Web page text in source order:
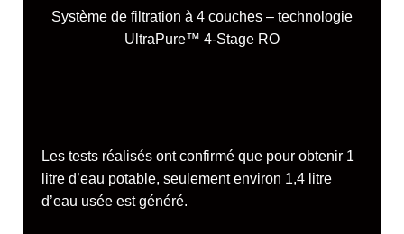
Système de filtration à 4 couches – technologie
UltraPure™ 4-Stage RO
Les tests réalisés ont confirmé que pour obtenir 1
litre d’eau potable, seulement environ 1,4 litre
d’eau usée est généré.